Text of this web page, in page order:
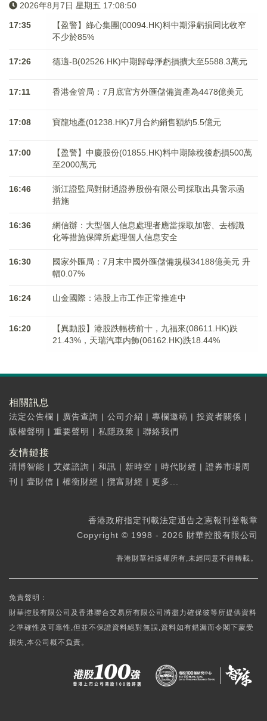
2026年8月7日 星期五 17:08:51
17:35
【盈警】綠心集團(00094.HK)料中期淨虧損同比收窄
不少於85%
17:26 德適-B(02526.HK)中期歸母淨虧損擴大至5588.3萬元
17:11 香港金管局：7月底官方外匯儲備資產為4478億美元
17:08 寶龍地產(01238.HK)7月合約銷售額約5.5億元
17:00
【盈警】中慶股份(01855.HK)料中期除稅後虧損500萬
至2000萬元
16:46
浙江證監局對財通證券股份有限公司採取出具警示函
措施
16:36
網信辦：大型個人信息處理者應當採取加密、去標識
化等措施保障所處理個人信息安全
16:30
國家外匯局：7月末中國外匯儲備規模34188億美元 升
幅0.07%
16:24 山金國際：港股上市工作正常推進中
16:20
【異動股】港股跌幅榜前十，九福來(08611.HK)跌
21.43%，天瑞汽車内飾(06162.HK)跌18.44%
相關訊息
法定公告欄 | 廣告查詢 | 公司介紹 | 專欄邀稿 | 投資者關係 |
版權聲明 | 重要聲明 | 私隱政策 | 聯絡我們
友情鏈接
清博智能 | 艾媒諮詢 | 和訊 | 新時空 | 時代財經 | 證券市場周
刊
| 壹財信 | 權衡財經 | 攬富財經 | 更多...
香港政府指定刊載法定通告之憲報刊登報章
Copyright © 1998 - 2026 財華控股有限公司
香港財華社版權所有,未經同意不得轉載。
免責聲明：
財華控股有限公司及香港聯合交易所有限公司將盡力確保彼等所提供資料
之準確性及可靠性,但並不保證資料絕對無誤,資料如有錯漏而令閣下蒙受
損失,本公司概不負責。